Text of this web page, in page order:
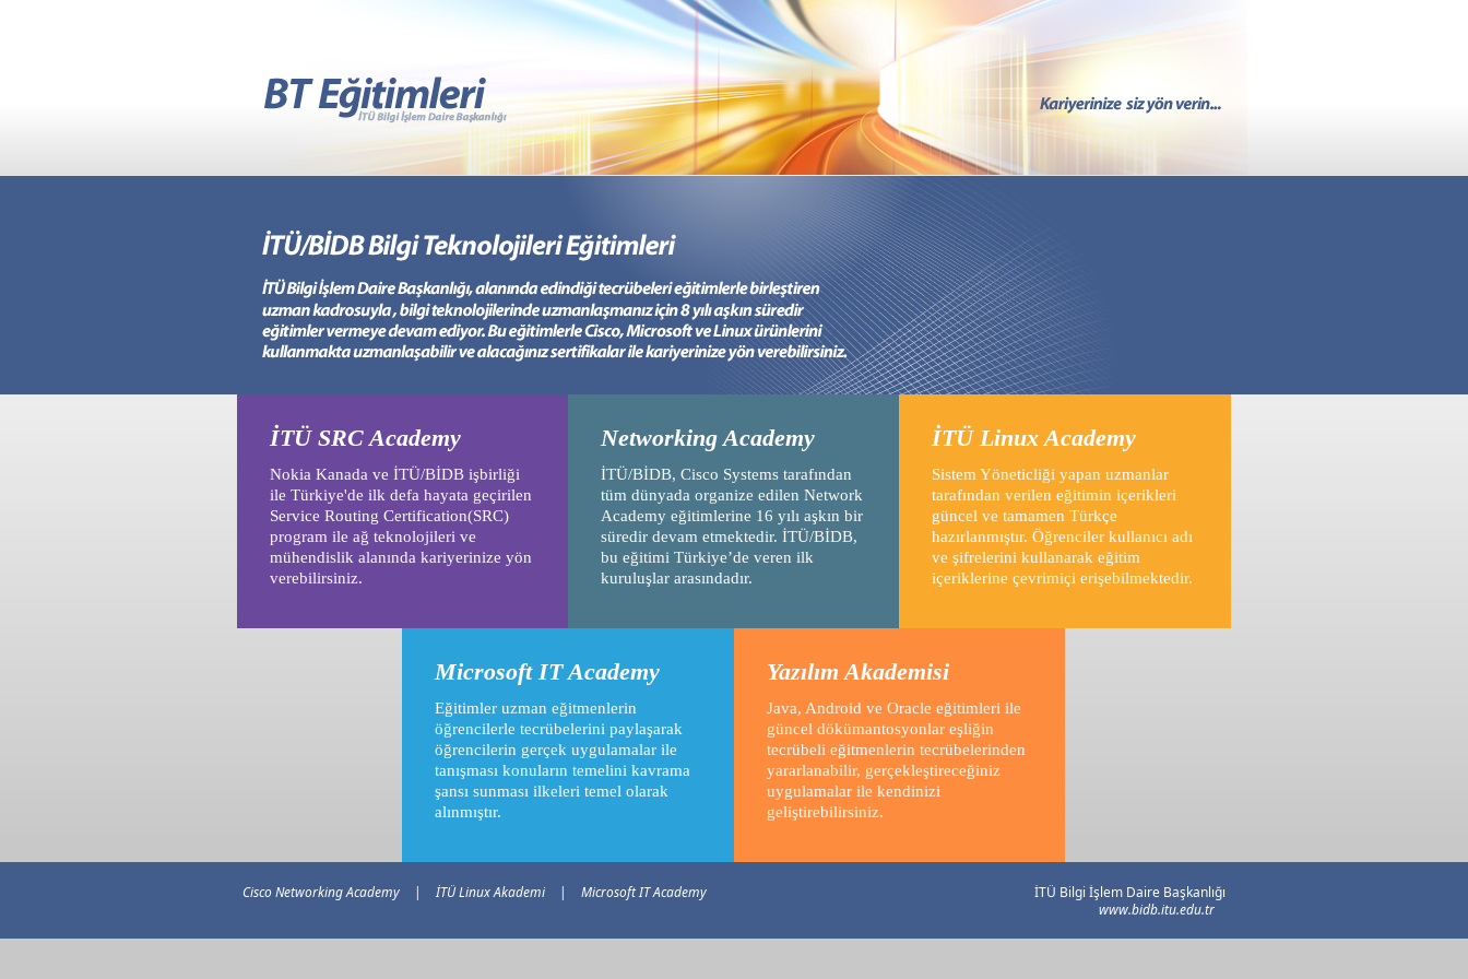
İTÜ SRC Academy
Nokia Kanada ve İTÜ/BİDB işbirliği
ile Türkiye'de ilk defa hayata geçirilen
Service Routing Certification(SRC)
program ile ağ teknolojileri ve
mühendislik alanında kariyerinize yön
verebilirsiniz.
Networking Academy
İTÜ/BİDB, Cisco Systems tarafından
tüm dünyada organize edilen Network
Academy eğitimlerine 16 yılı aşkın bir
süredir devam etmektedir. İTÜ/BİDB,
bu eğitimi Türkiye’de veren ilk
kuruluşlar arasındadır.
İTÜ Linux Academy
Sistem Yöneticliği yapan uzmanlar
tarafından verilen eğitimin içerikleri
güncel ve tamamen Türkçe
hazırlanmıştır. Öğrenciler kullanıcı adı
ve şifrelerini kullanarak eğitim
içeriklerine çevrimiçi erişebilmektedir.
Microsoft IT Academy
Eğitimler uzman eğitmenlerin
öğrencilerle tecrübelerini paylaşarak
öğrencilerin gerçek uygulamalar ile
tanışması konuların temelini kavrama
şansı sunması ilkeleri temel olarak
alınmıştır.
Yazılım Akademisi
Java, Android ve Oracle eğitimleri ile
güncel dökümantosyonlar eşliğin
tecrübeli eğitmenlerin tecrübelerinden
yararlanabilir, gerçekleştireceğiniz
uygulamalar ile kendinizi
geliştirebilirsiniz.
Cisco Networking Academy | İTÜ Linux Akademi | Microsoft IT Academy
İTÜ Bilgi İşlem Daire Başkanlığı
www.bidb.itu.edu.tr